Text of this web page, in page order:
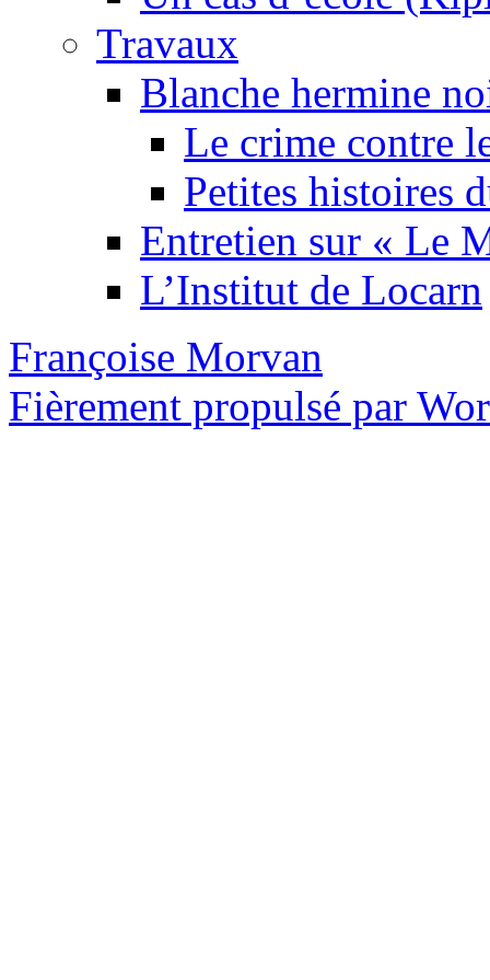
Travaux
Blanche hermine
Le crime contre
Petites histoires
Entretien sur « Le
L’Institut de Locarn
Françoise Morvan
Fièrement propulsé par